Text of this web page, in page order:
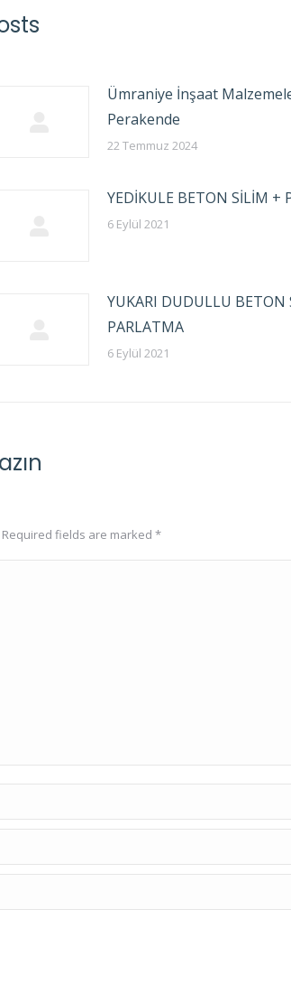
Ümraniye İnşaat
Perakende
22 Temmuz 2024
YEDİKULE BETON SİLİM +
6 Eylül 2021
YUKARI DUDULLU BETON
PARLATMA
6 Eylül 2021
fields are marked *